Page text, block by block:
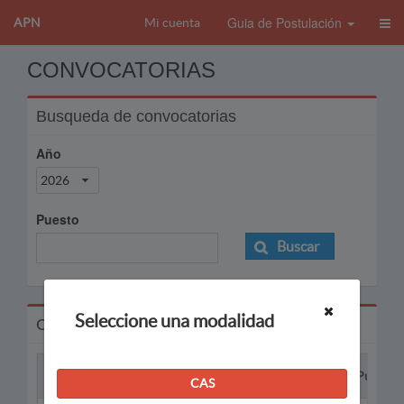
APN Mi cuenta Guia de Postulación
CONVOCATORIAS
Busqueda de convocatorias
Año
2026
Puesto
Buscar
Convocatorias
Puesto
Seleccione una modalidad
CAS